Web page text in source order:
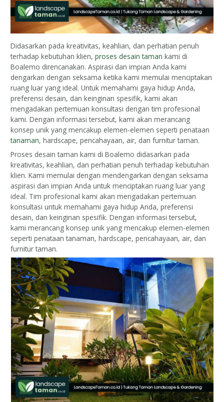
Didasarkan pada kreativitas, keahlian, dan perhatian penuh
terhadap kebutuhan klien,proses desain taman kami di
Boalemo direncanakan. Aspirasi dan impian Anda kami
dengarkan dengan seksama ketika kami memulai menciptakan
ruang luar yang ideal. Untuk memahami gaya hidup Anda,
preferensi desain, dan keinginan spesifik, kami akan
mengadakan pertemuan konsultasi dengan tim profesional
kami. Dengan informasi tersebut, kami akan merancang
konsep unik yang mencakup elemen-elemen seperti penataan
tanaman, hardscape, pencahayaan, air, dan furnitur taman.
Proses desain taman kami di Boalemo didasarkan pada
kreativitas, keahlian, dan perhatian penuh terhadap kebutuhan
klien. Kami memulai dengan mendengarkan dengan seksama
aspirasi dan impian Anda untuk menciptakan ruang luar yang
ideal. Tim profesional kami akan mengadakan pertemuan
konsultasi untuk memahami gaya hidup Anda, preferensi
desain, dan keinginan spesifik. Dengan informasi tersebut,
kami merancang konsep unik yang mencakup elemen-elemen
seperti penataan tanaman, hardscape, pencahayaan, air, dan
furnitur taman.